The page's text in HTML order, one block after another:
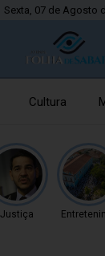
Sexta, 07 de Agosto
Cultura
Justiça